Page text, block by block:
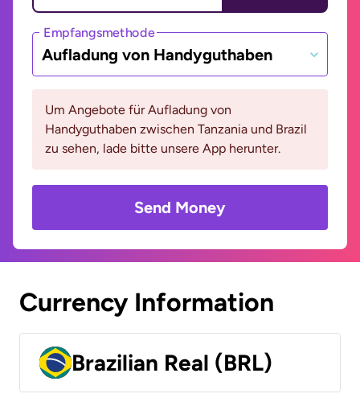
Empfangsmethode
Aufladung von Handyguthaben
Um Angebote für Aufladung von
Handyguthaben zwischen Tanzania und Brazil
zu sehen, lade bitte unsere App herunter.
Send Money
Currency Information
Brazilian Real (BRL)